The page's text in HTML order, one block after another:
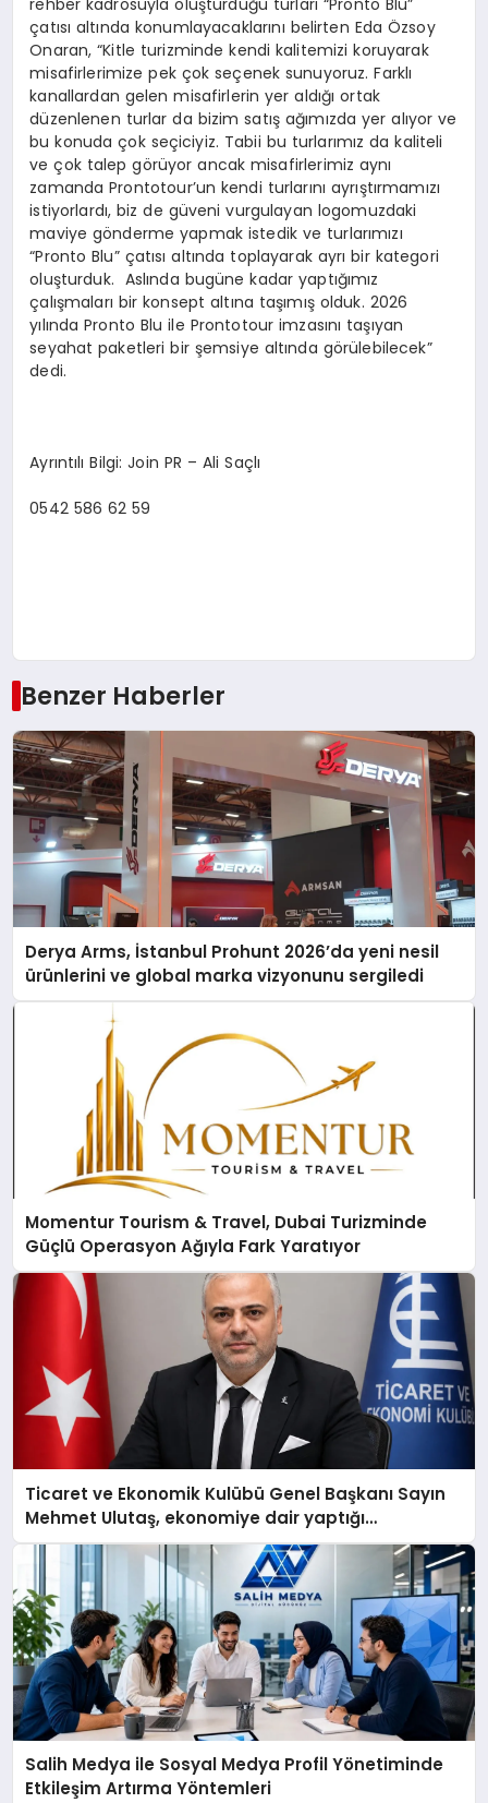
rehber kadrosuyla oluşturduğu turları “Pronto Blu”
çatısı altında konumlayacaklarını belirten Eda Özsoy
Onaran, “Kitle turizminde kendi kalitemizi koruyarak
misafirlerimize pek çok seçenek sunuyoruz. Farklı
kanallardan gelen misafirlerin yer aldığı ortak
düzenlenen turlar da bizim satış ağımızda yer alıyor ve
bu konuda çok seçiciyiz. Tabii bu turlarımız da kaliteli
ve çok talep görüyor ancak misafirlerimiz aynı
zamanda Prontotour’un kendi turlarını ayrıştırmamızı
istiyorlardı, biz de güveni vurgulayan logomuzdaki
maviye gönderme yapmak istedik ve turlarımızı
“Pronto Blu” çatısı altında toplayarak ayrı bir kategori
oluşturduk. Aslında bugüne kadar yaptığımız
çalışmaları bir konsept altına taşımış olduk. 2026
yılında Pronto Blu ile Prontotour imzasını taşıyan
seyahat paketleri bir şemsiye altında görülebilecek”
dedi.
Ayrıntılı Bilgi: Join PR – Ali Saçlı
0542 586 62 59
Benzer Haberler
Derya Arms, İstanbul Prohunt 2026’da yeni nesil
ürünlerini ve global marka vizyonunu sergiledi
Momentur Tourism & Travel, Dubai Turizminde
Güçlü Operasyon Ağıyla Fark Yaratıyor
Ticaret ve Ekonomik Kulübü Genel Başkanı Sayın
Mehmet Ulutaş, ekonomiye dair yaptığı
açıklamada şunları kaydetti:
Salih Medya ile Sosyal Medya Profil Yönetiminde
Etkileşim Artırma Yöntemleri